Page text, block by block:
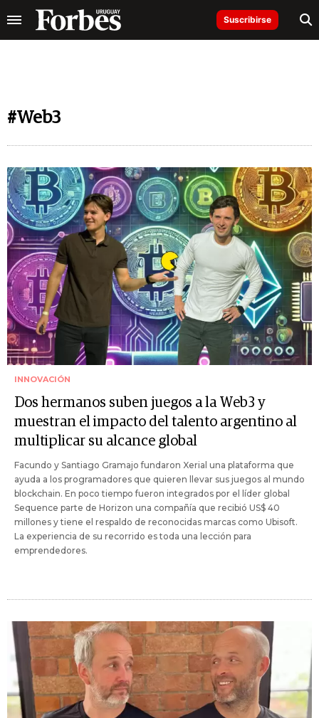
Suscribirse
#Web3
INNOVACIÓN
Dos hermanos suben juegos a la Web3 y
muestran el impacto del talento argentino al
multiplicar su alcance global
Facundo y Santiago Gramajo fundaron Xerial una plataforma que
ayuda a los programadores que quieren llevar sus juegos al mundo
blockchain. En poco tiempo fueron integrados por el líder global
Sequence parte de Horizon una compañía que recibió US$ 40
millones y tiene el respaldo de reconocidas marcas como Ubisoft.
La experiencia de su recorrido es toda una lección para
emprendedores.